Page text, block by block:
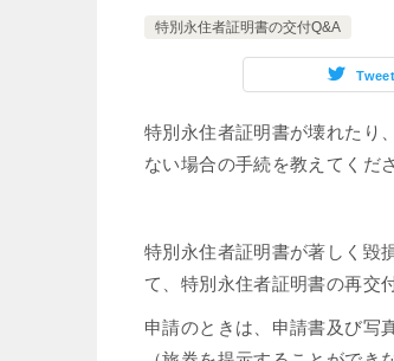
特別永住者証明書の交付Q&A
Tweet
特別永住者証明書が壊れたり
ない場合の手続を教えてくだ
特別永住者証明書が著しく毀
て、特別永住者証明書の再交
申請のときは、申請書及び写